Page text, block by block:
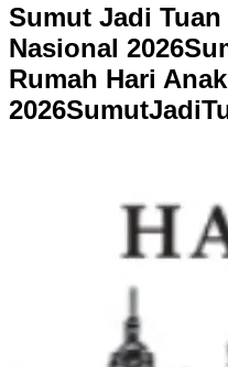
Sumut Jadi
Nasional 2026
Rumah Hari
2026SumutJadiT